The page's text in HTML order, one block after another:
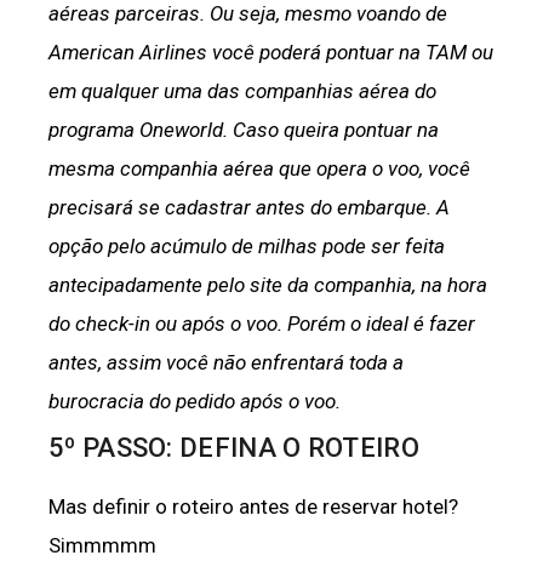
aéreas parceiras. Ou seja, mesmo voando de
American Airlines você poderá pontuar na TAM ou
em qualquer uma das companhias aérea do
programa Oneworld. Caso queira pontuar na
mesma companhia aérea que opera o voo, você
precisará se cadastrar antes do embarque. A
opção pelo acúmulo de milhas pode ser feita
antecipadamente pelo site da companhia, na hora
do check-in ou após o voo. Porém o ideal é fazer
antes, assim você não enfrentará toda a
burocracia do pedido após o voo.
5º PASSO: DEFINA O ROTEIRO
Mas definir o roteiro antes de reservar hotel?
Simmmmm